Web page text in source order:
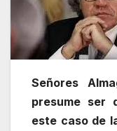
Señores
presume ser
este caso de